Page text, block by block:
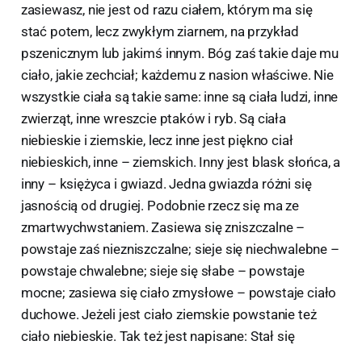
zasiewasz, nie jest od razu ciałem, którym ma się
stać potem, lecz zwykłym ziarnem, na przykład
pszenicznym lub jakimś innym. Bóg zaś takie daje mu
ciało, jakie zechciał; każdemu z nasion właściwe. Nie
wszystkie ciała są takie same: inne są ciała ludzi, inne
zwierząt, inne wreszcie ptaków i ryb. Są ciała
niebieskie i ziemskie, lecz inne jest piękno ciał
niebieskich, inne – ziemskich. Inny jest blask słońca, a
inny – księżyca i gwiazd. Jedna gwiazda różni się
jasnością od drugiej. Podobnie rzecz się ma ze
zmartwychwstaniem. Zasiewa się zniszczalne –
powstaje zaś niezniszczalne; sieje się niechwalebne –
powstaje chwalebne; sieje się słabe – powstaje
mocne; zasiewa się ciało zmysłowe – powstaje ciało
duchowe. Jeżeli jest ciało ziemskie powstanie też
ciało niebieskie. Tak też jest napisane: Stał się